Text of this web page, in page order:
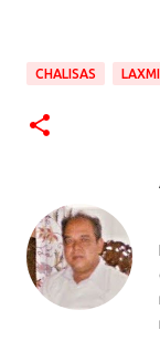
CHALISAS